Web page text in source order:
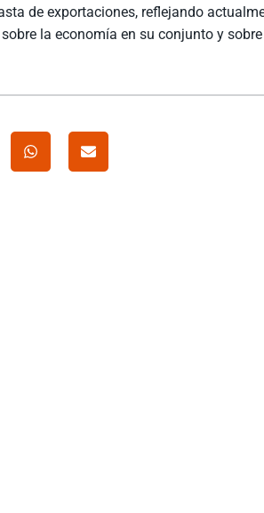
de exportaciones, reflejando
la economía en su conjunto y